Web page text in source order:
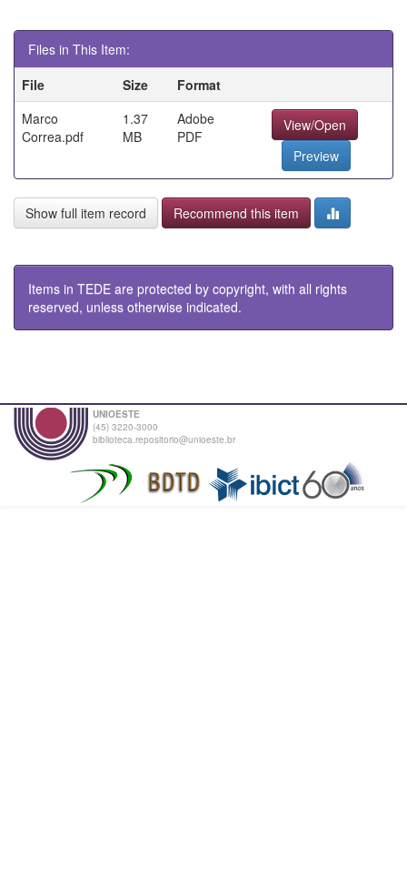
Files in This Item:
File
Size
Format
Marco
Correa.pdf
1.37
MB
Adobe
PDF
View/Open
Preview
Show full item record Recommend this item
Items in TEDE are protected by copyright, with all rights
reserved, unless otherwise indicated.
UNIOESTE
(45) 3220-3000
biblioteca.repositorio@unioeste.br